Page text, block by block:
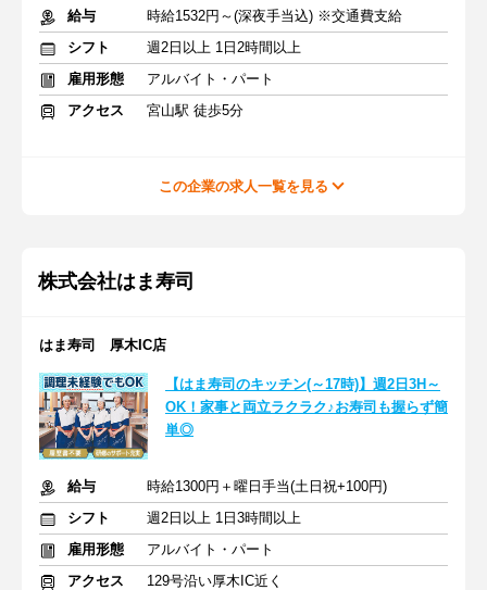
給与
時給1532円～(深夜手当込) ※交通費支給
シフト
週2日以上 1日2時間以上
雇用形態
アルバイト・パート
アクセス
宮山駅 徒歩5分
この企業の求人一覧を見る
株式会社はま寿司
はま寿司 厚木IC店
【はま寿司のキッチン(～17時)】週2日3H～
OK！家事と両立ラクラク♪お寿司も握らず簡
単◎
給与
時給1300円＋曜日手当(土日祝+100円)
シフト
週2日以上 1日3時間以上
雇用形態
アルバイト・パート
アクセス
129号沿い厚木IC近く